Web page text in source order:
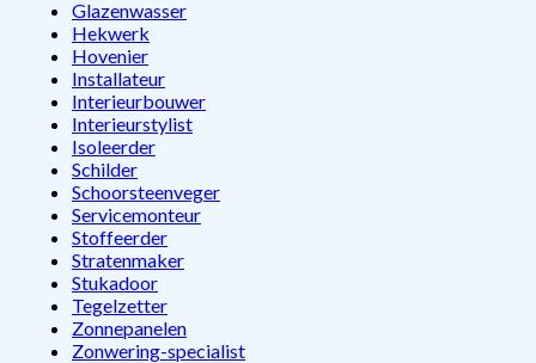
Glazenwasser
Hekwerk
Hovenier
Installateur
Interieurbouwer
Interieurstylist
Isoleerder
Schilder
Schoorsteenveger
Servicemonteur
Stoffeerder
Stratenmaker
Stukadoor
Tegelzetter
Zonnepanelen
Zonwering-specialist